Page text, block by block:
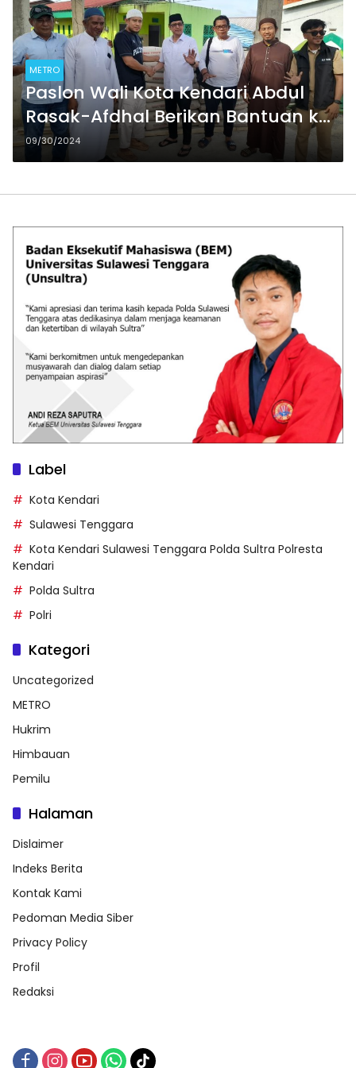
METRO
Paslon Wali Kota Kendari Abdul
Rasak-Afdhal Berikan Bantuan ke
Mesjid Nur Ikhlas
09/30/2024
Label
Kota Kendari
Sulawesi Tenggara
Kota Kendari Sulawesi Tenggara Polda Sultra Polresta
Kendari
Polda Sultra
Polri
Kategori
Uncategorized
METRO
Hukrim
Himbauan
Pemilu
Halaman
Dislaimer
Indeks Berita
Kontak Kami
Pedoman Media Siber
Privacy Policy
Profil
Redaksi